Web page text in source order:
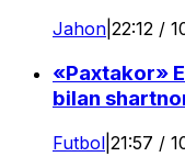
Jahon 22:12 /
«Paxtakor»
bilan
Futbol 21:57 /